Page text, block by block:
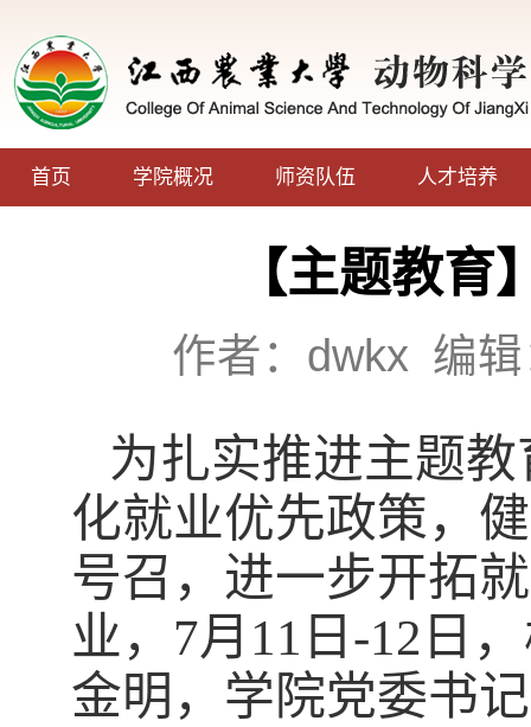
首页 学院概况 师资队伍 人才培养
【主题教
作者：dwkx 编
为扎实推进主题
化就业优先政策，
号召，进一步开拓
业， 7月 11 日 -12 日
金明，学院党委书